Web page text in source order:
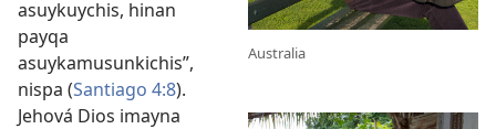
Australia
asuykuychis, hinan
payqa
asuykamusunkichis”,
nispa (Santiago 4:8).
Jehová Dios imayna